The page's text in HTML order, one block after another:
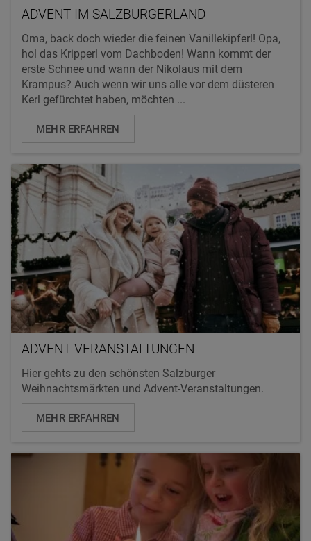
ADVENT IM SALZBURGERLAND
Oma, back doch wieder die feinen Vanillekipferl! Opa,
hol das Kripperl vom Dachboden! Wann kommt der
erste Schnee und wann der Nikolaus mit dem
Krampus? Auch wenn wir uns alle vor dem düsteren
Kerl gefürchtet haben, möchten ...
MEHR ERFAHREN
ADVENT VERANSTALTUNGEN
Hier gehts zu den schönsten Salzburger
Weihnachtsmärkten und Advent-Veranstaltungen.
MEHR ERFAHREN